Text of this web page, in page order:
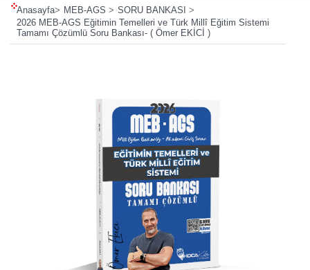
Anasayfa> MEB-AGS > SORU BANKASI >
2026 MEB-AGS Eğitimin Temelleri ve Türk Millî Eğitim Sistemi
Tamamı Çözümlü Soru Bankası- ( Ömer EKİCİ )